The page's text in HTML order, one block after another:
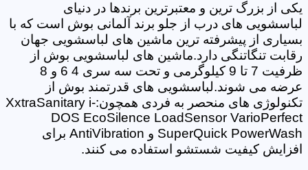
یکی از بزرگ ترین و معتبرترین برندها در دنیای
لباسشویی های درب از جلو برند آلمانی بوش است که با
بسیاری از پیشرفته ترین ماشین های لباسشویی جهان
رقابت تنگاتنگی دارد.ماشین های لباسشویی بوش از
ظرفیت 7 تا 9 کیلوگرمی و تحت سه سری 4 6 و 8
عرضه می شوند.لباسشویی های قدرتمند بوش از
تکنولوژی های منحصر به فردی همچون:XxtraSanitary i-
DOS EcoSilence LoadSensor VarioPerfect
SuperQuick PowerWash و AntiVibration برای
افزایش کیفیت شستشو استفاده می کنند.